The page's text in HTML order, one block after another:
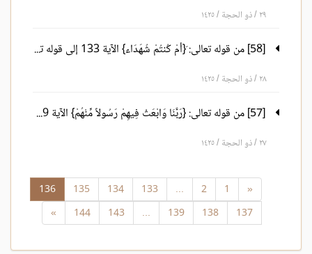
٢٩ / ذو الحجة / ١٤٢٥
[58] من قوله تعالى: َ{أمْ كُنتُمْ شُهَدَاء} الآية 133 إلى قوله تعالى: {وَمَا كَانَ مِنَ الْمُشْرِكِينَ} الآية 135
٢٨ / ذو الحجة / ١٤٢٥
[57] من قوله تعالى: {رَبَّنَا وَابْعَثْ فِيهِمْ رَسُولاً مِّنْهُمْ} الآية 129إلى قوله تعالى: {فَلاَ تَمُوتُنَّ إَلاَّ وَأَنتُم مُّسْلِمُونَ} الآية 132
٢٧ / ذو الحجة / ١٤٢٥
«
1
2
...
133
134
135
136
137
138
139
...
143
144
»